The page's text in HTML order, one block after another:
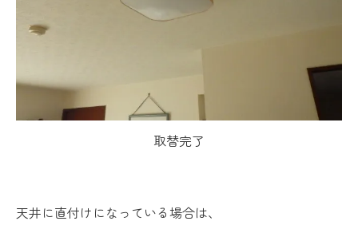
取替完了
天井に直付けになっている場合は、